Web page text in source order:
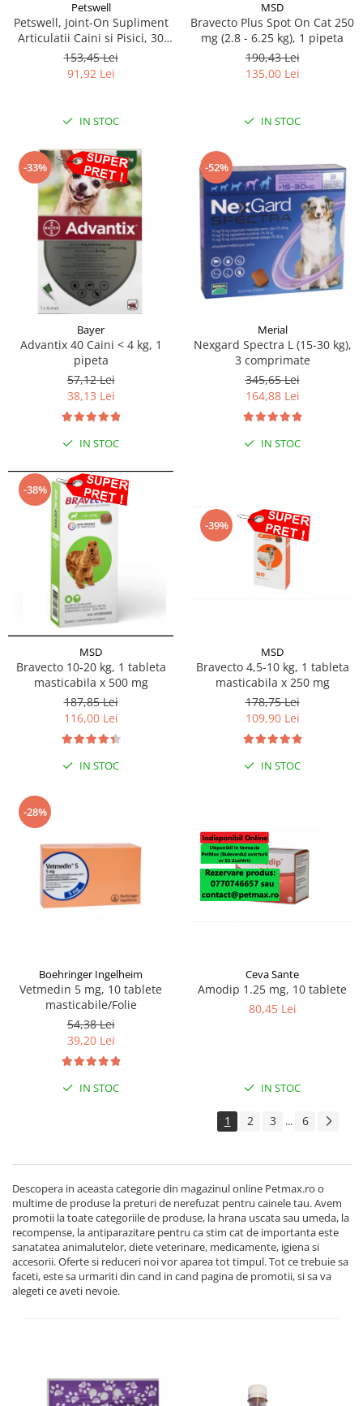
Petswell
Petswell, Joint-On Supliment
Articulatii Caini si Pisici, 30
tablete
153,45 Lei
91,92 Lei
IN STOC
MSD
Bravecto Plus Spot On Cat 250
mg (2.8 - 6.25 kg), 1 pipeta
190,43 Lei
135,00 Lei
IN STOC
-33%
Bayer
Advantix 40 Caini < 4 kg, 1
pipeta
57,12 Lei
38,13 Lei
IN STOC
-52%
Merial
Nexgard Spectra L (15-30 kg),
3 comprimate
345,65 Lei
164,88 Lei
IN STOC
-38%
MSD
Bravecto 10-20 kg, 1 tableta
masticabila x 500 mg
187,85 Lei
116,00 Lei
IN STOC
-39%
MSD
Bravecto 4,5-10 kg, 1 tableta
masticabila x 250 mg
178,75 Lei
109,90 Lei
IN STOC
-28%
Boehringer Ingelheim
Vetmedin 5 mg, 10 tablete
masticabile/Folie
54,38 Lei
39,20 Lei
IN STOC
Ceva Sante
Amodip 1.25 mg, 10 tablete
80,45 Lei
IN STOC
1 2 3 ... 6
Descopera in aceasta categorie din magazinul online Petmax.ro o
multime de produse la preturi de nerefuzat pentru cainele tau. Avem
promotii la toate categoriile de produse, la hrana uscata sau umeda, la
recompense, la antiparazitare pentru ca stim cat de importanta este
sanatatea animalutelor, diete veterinare, medicamente, igiena si
accesorii. Oferte si reduceri noi vor aparea tot timpul. Tot ce trebuie sa
faceti, este sa urmariti din cand in cand pagina de promotii, si sa va
alegeti ce aveti nevoie.